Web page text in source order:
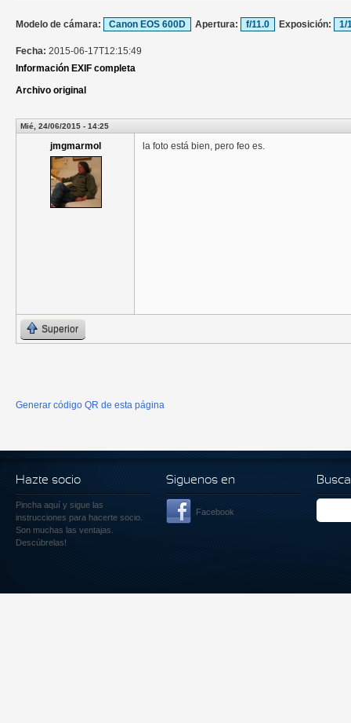
Modelo de cámara: Canon EOS 600D Apertura: f/11.0 Exposición: 1/
Fecha: 2015-06-17T12:15:49
Información EXIF completa
Archivo original
Mié, 24/06/2015 - 14:25
jmgmarmol la foto está bien, pero feo es.
Superior
Generar código QR de esta página
Hazte socio
Pincha aquí y sigue las
instrucciones para hacerte socio.
Son muchas las ventajas.
Descúbrelas!
Siguenos en
Facebook